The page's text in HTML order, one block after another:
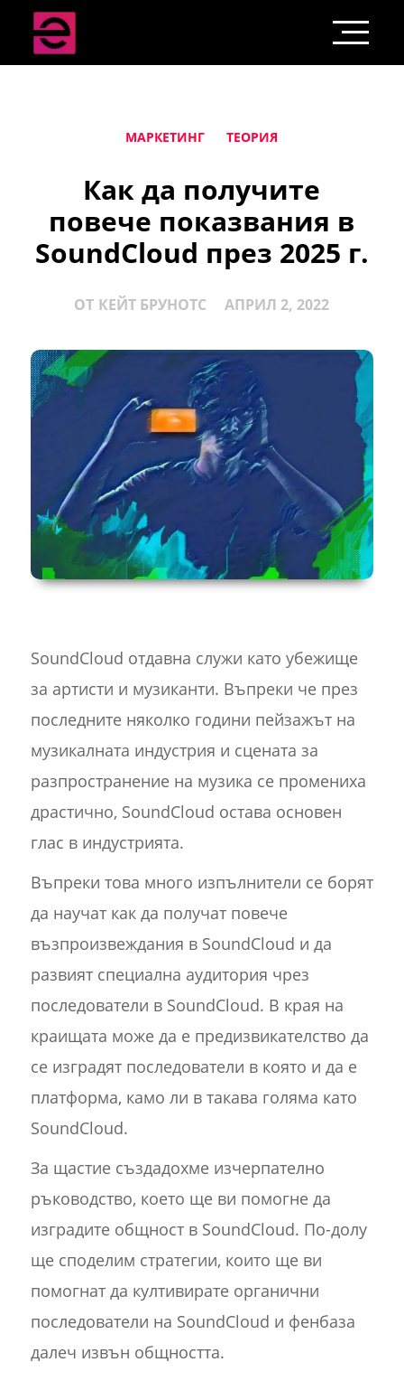
МАРКЕТИНГ ТЕОРИЯ
Как да получите
повече показвания в
SoundCloud през 2025 г.
ОТ КЕЙТ БРУНОТС АПРИЛ 2, 2022
SoundCloud отдавна служи като убежище
за артисти и музиканти. Въпреки че през
последните няколко години пейзажът на
музикалната индустрия и сцената за
разпространение на музика се промениха
драстично, SoundCloud остава основен
глас в индустрията.
Въпреки това много изпълнители се борят
да научат как да получат повече
възпроизвеждания в SoundCloud и да
развият специална аудитория чрез
последователи в SoundCloud. В края на
краищата може да е предизвикателство да
се изградят последователи в която и да е
платформа, камо ли в такава голяма като
SoundCloud.
За щастие създадохме изчерпателно
ръководство, което ще ви помогне да
изградите общност в SoundCloud. По-долу
ще споделим стратегии, които ще ви
помогнат да култивирате органични
последователи на SoundCloud и фенбаза
далеч извън общността.